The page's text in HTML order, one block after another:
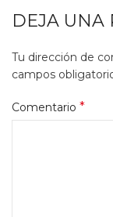
DEJA UNA
Tu dirección de
campos
Comentario *